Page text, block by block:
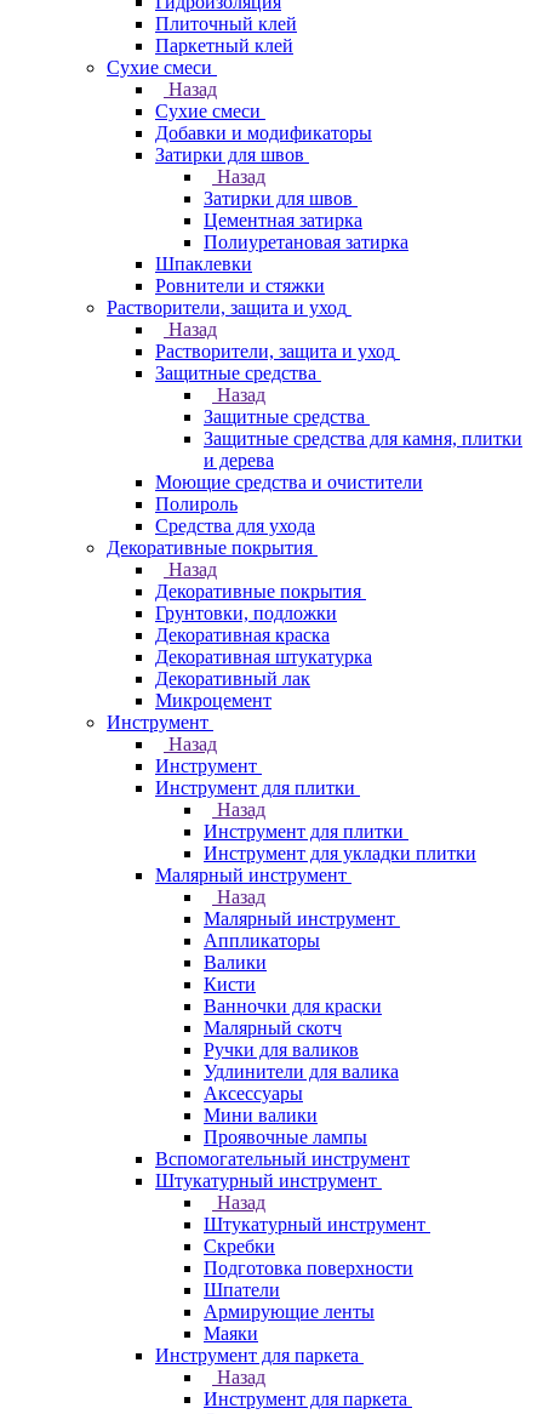
Плиточный клей
Паркетный клей
Сухие смеси
Назад
Сухие смеси
Добавки и модификаторы
Затирки для швов
Назад
Затирки для швов
Цементная затирка
Полиуретановая затирка
Шпаклевки
Ровнители и стяжки
Растворители, защита и уход
Назад
Растворители, защита и уход
Защитные средства
Назад
Защитные средства
Защитные средства для камня, плитки
и дерева
Моющие средства и очистители
Полироль
Средства для ухода
Декоративные покрытия
Назад
Декоративные покрытия
Грунтовки, подложки
Декоративная краска
Декоративная штукатурка
Декоративный лак
Микроцемент
Инструмент
Назад
Инструмент
Инструмент для плитки
Назад
Инструмент для плитки
Инструмент для укладки плитки
Малярный инструмент
Назад
Малярный инструмент
Аппликаторы
Валики
Кисти
Ванночки для краски
Малярный скотч
Ручки для валиков
Удлинители для валика
Аксессуары
Мини валики
Проявочные лампы
Вспомогательный инструмент
Штукатурный инструмент
Назад
Штукатурный инструмент
Скребки
Подготовка поверхности
Шпатели
Армирующие ленты
Маяки
Инструмент для паркета
Назад
Инструмент для паркета